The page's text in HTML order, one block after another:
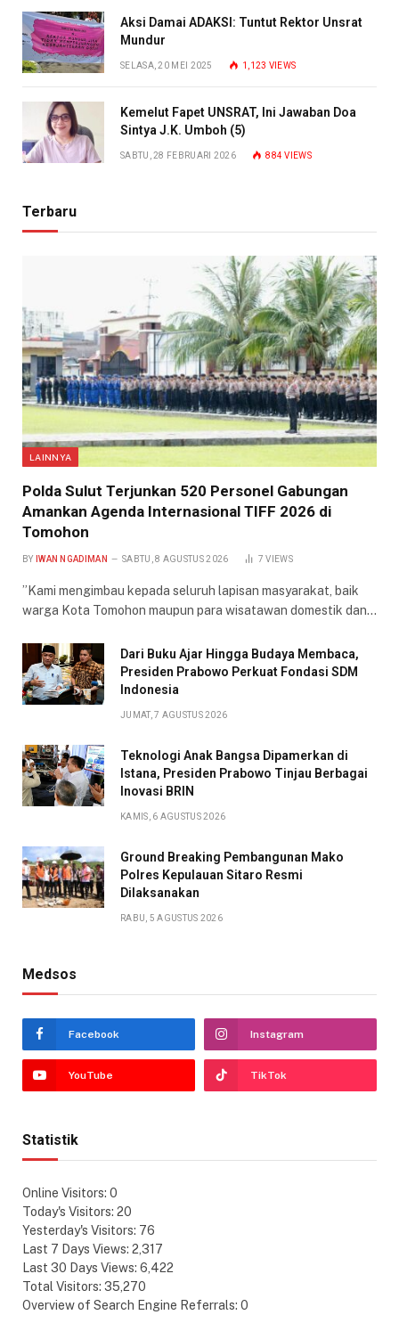
Aksi Damai ADAKSI: Tuntut Rektor Unsrat
Mundur
SELASA, 20 MEI 2025 1,123 VIEWS
Kemelut Fapet UNSRAT, Ini Jawaban Doa
Sintya J.K. Umboh (5)
SABTU, 28 FEBRUARI 2026 884VIEWS
Terbaru
LAINNYA
​Polda Sulut Terjunkan 520 Personel Gabungan
Amankan Agenda Internasional TIFF 2026 di
Tomohon
BY IWAN NGADIMAN SABTU, 8 AGUSTUS 2026 7VIEWS
​”Kami mengimbau kepada seluruh lapisan masyarakat, baik
warga Kota Tomohon maupun para wisatawan domestik dan…
Dari Buku Ajar Hingga Budaya Membaca,
Presiden Prabowo Perkuat Fondasi SDM
Indonesia
JUMAT, 7 AGUSTUS 2026
Teknologi Anak Bangsa Dipamerkan di
Istana, Presiden Prabowo Tinjau Berbagai
Inovasi BRIN
KAMIS, 6 AGUSTUS 2026
Ground Breaking Pembangunan Mako
Polres Kepulauan Sitaro Resmi
Dilaksanakan
RABU, 5 AGUSTUS 2026
Medsos
Facebook Instagram
YouTube TikTok
Statistik
Online Visitors: 0
Today's Visitors: 20
Yesterday's Visitors: 76
Last 7 Days Views: 2,317
Last 30 Days Views: 6,422
Total Visitors: 35,270
Overview of Search Engine Referrals: 0